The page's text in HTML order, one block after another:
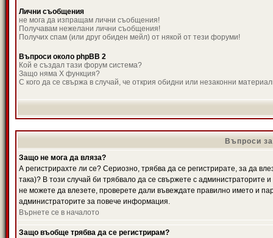
Лични съобщения
не мога да изпращам лични съобщения!
Получавам нежелани лични съобщения!
Получих спам (или друг обиден мейл) от някой от тези форуми!
Въпроси около phpBB 2
Кой е създал тази форум система?
Защо няма X функция?
С кого да се свържа в случай, че открия обидни или незаконни
Въпроси
Защо не мога да вляза?
А регистрирахте ли се? Сериозно, трябва да се регистрирате, за да
така)? В този случай би трябвало да се свържете с администраторите
не можете да влезете, проверете дали въвеждате правилно името и
администраторите за повече информация.
Върнете се в началото
Защо въобще трябва да се регистрирам?